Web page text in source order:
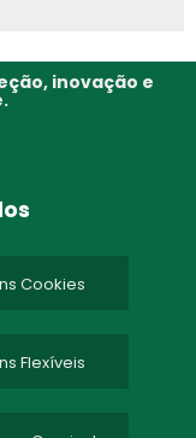
inovação e
Cookies
Flexíveis